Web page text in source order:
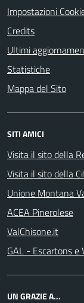
Impostazioni
Credits
Ultimi
Statistiche
Mappa del Sito
SITI AMICI
Visita il sito della
Visita il sito della
Unione Montana
ACEA Pinerolese
ValChisone.it
GAL - Escartons e
UN GRAZIE A...